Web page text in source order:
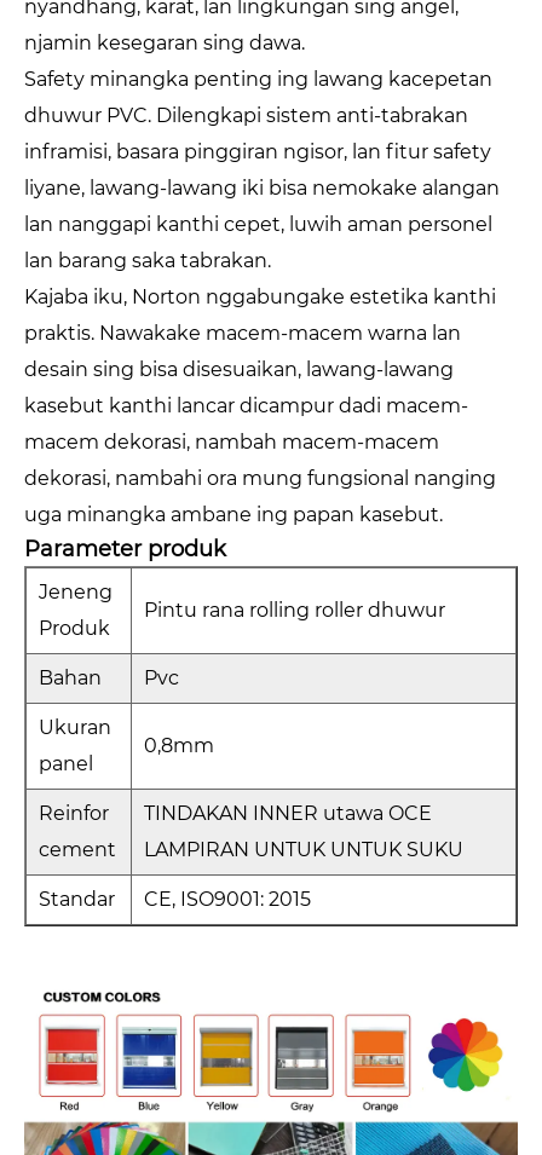
nyandhang, karat, lan lingkungan sing angel,
njamin kesegaran sing dawa.
Safety minangka penting ing lawang kacepetan
dhuwur PVC. Dilengkapi sistem anti-tabrakan
inframisi, basara pinggiran ngisor, lan fitur safety
liyane, lawang-lawang iki bisa nemokake alangan
lan nanggapi kanthi cepet, luwih aman personel
lan barang saka tabrakan.
Kajaba iku, Norton nggabungake estetika kanthi
praktis. Nawakake macem-macem warna lan
desain sing bisa disesuaikan, lawang-lawang
kasebut kanthi lancar dicampur dadi macem-
macem dekorasi, nambah macem-macem
dekorasi, nambahi ora mung fungsional nanging
uga minangka ambane ing papan kasebut.
Parameter produk
Jeneng
Produk
Pintu rana rolling roller dhuwur
Bahan Pvc
Ukuran
panel
0,8mm
Reinfor
cement
TINDAKAN INNER utawa OCE
LAMPIRAN UNTUK UNTUK SUKU
Standar CE, ISO9001: 2015